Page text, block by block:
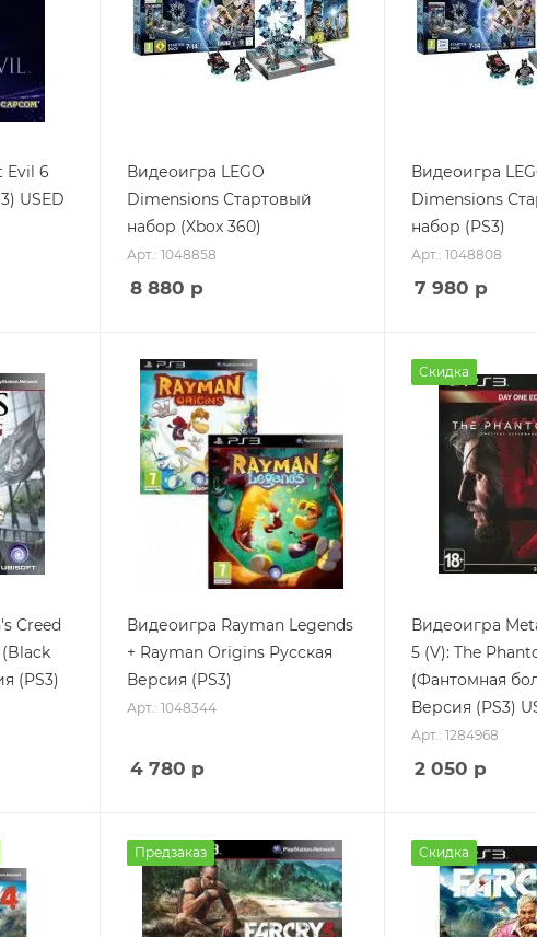
Evil 6
USED
Видеоигра LEGO
Dimensions Стартовый
набор (Xbox 360)
Арт.: 1048858
8 880 р
Видеоигра
Dimensions
набор (PS3)
Арт.: 1048808
7 980 р
Creed
(PS3)
Видеоигра Rayman Legends
+ Rayman Origins Русская
Версия (PS3)
Арт.: 1048344
4 780 р
Скидка
Видеоигра
5 (V): The
(Фантомная
Версия (PS3)
Арт.: 1284968
2 050 р
Предзаказ Скидка